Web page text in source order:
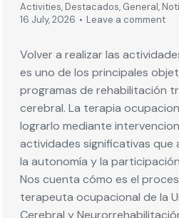
Activities, Destacados, General,
16 July, 2026
Leave a comment
Volver a realizar las
es uno de los principales
programas de rehabilitación
cerebral. La terapia
lograrlo mediante
actividades significativas que
la autonomía y la
Nos cuenta cómo es el
terapeuta ocupacional de la
Cerebral y